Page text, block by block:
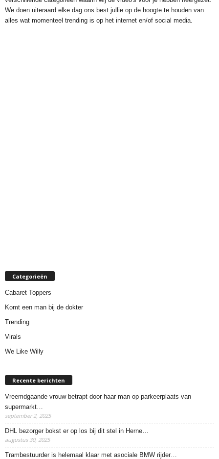
We doen uiteraard elke dag ons best jullie op de hoogte te houden van
alles wat momenteel trending is op het internet en/of social media.
Categorieën
Cabaret Toppers
Komt een man bij de dokter
Trending
Virals
We Like Willy
Recente berichten
Vreemdgaande vrouw betrapt door haar man op parkeerplaats van
supermarkt…
september 2, 2025
DHL bezorger bokst er op los bij dit stel in Herne…
augustus 30, 2025
Trambestuurder is helemaal klaar met asociale BMW rijder…